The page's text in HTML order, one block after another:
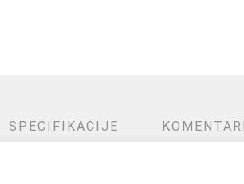
SPECIFIKACIJE KOMENTARI